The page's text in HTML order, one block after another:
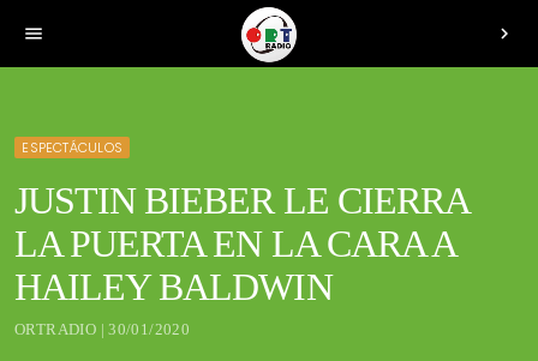
menu chevron_right
ESPECTÁCULOS
JUSTIN BIEBER LE CIERRA
LA PUERTA EN LA CARA A
HAILEY BALDWIN
ORTRADIO | 30/01/2020